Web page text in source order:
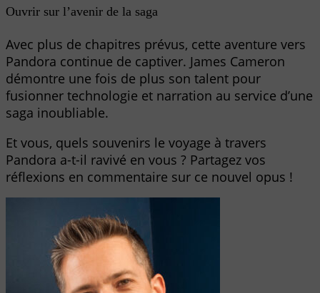
Ouvrir sur l’avenir de la saga
Avec plus de chapitres prévus, cette aventure vers
Pandora continue de captiver. James Cameron
démontre une fois de plus son talent pour
fusionner technologie et narration au service d’une
saga inoubliable.
Et vous, quels souvenirs le voyage à travers
Pandora a-t-il ravivé en vous ? Partagez vos
réflexions en commentaire sur ce nouvel opus !